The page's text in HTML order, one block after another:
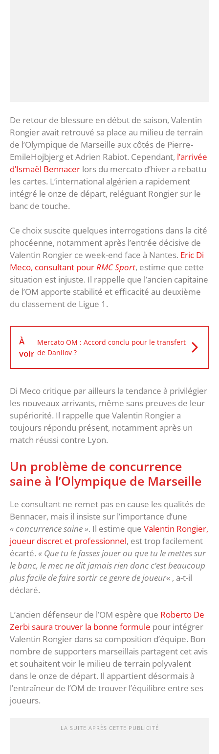
De retour de blessure en début de saison, Valentin
Rongier avait retrouvé sa place au milieu de terrain
de l’Olympique de Marseille aux côtés de Pierre-
EmileHojbjerg et Adrien Rabiot. Cependant, l’arrivée
d’Ismaël Bennacer lors du mercato d’hiver a rebattu
les cartes. L’international algérien a rapidement
intégré le onze de départ, reléguant Rongier sur le
banc de touche.
Ce choix suscite quelques interrogations dans la cité
phocéenne, notamment après l’entrée décisive de
Valentin Rongier ce week-end face à Nantes. Eric Di
Meco, consultant pourRMC Sport, estime que cette
situation est injuste. Il rappelle que l’ancien capitaine
de l’OM apporte stabilité et efficacité au deuxième
du classement de Ligue 1.
À
voir
Mercato OM : Accord conclu pour le transfert
de Danilov ?
Di Meco critique par ailleurs la tendance à privilégier
les nouveaux arrivants, même sans preuves de leur
supériorité. Il rappelle que Valentin Rongier a
toujours répondu présent, notamment après un
match réussi contre Lyon.
Un problème de concurrence
saine à l’Olympique de Marseille
Le consultant ne remet pas en cause les qualités de
Bennacer, mais il insiste sur l’importance d’une
« concurrence saine ». Il estime que Valentin Rongier,
joueur discret et professionnel, est trop facilement
écarté. « Que tu le fasses jouer ou que tu le mettes sur
le banc, le mec ne dit jamais rien donc c’est beaucoup
plus facile de faire sortir ce genre de joueur« , a-t-il
déclaré.
L’ancien défenseur de l’OM espère que Roberto De
Zerbi saura trouver la bonne formule pour intégrer
Valentin Rongier dans sa composition d’équipe. Bon
nombre de supporters marseillais partagent cet avis
et souhaitent voir le milieu de terrain polyvalent
dans le onze de départ. Il appartient désormais à
l’entraîneur de l’OM de trouver l’équilibre entre ses
joueurs.
LA SUITE APRÈS CETTE PUBLICITÉ